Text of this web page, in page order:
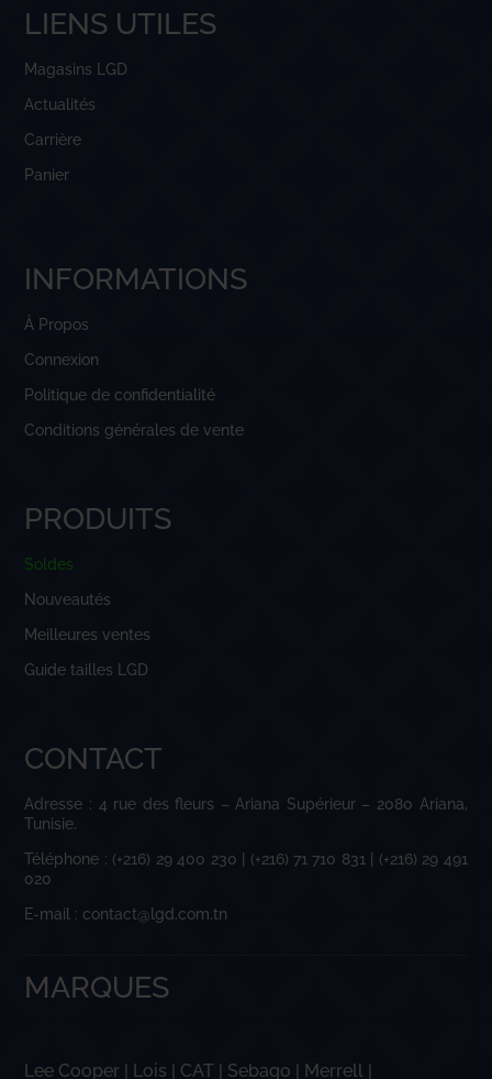
LIENS UTILES
Magasins LGD
Actualités
Carrière
Panier
INFORMATIONS
À Propos
Connexion
Politique de confidentialité
Conditions générales de vente
PRODUITS
Soldes
Nouveautés
Meilleures ventes
Guide tailles LGD
CONTACT
Adresse : 4 rue des fleurs – Ariana Supérieur – 2080 Ariana,
Tunisie.
Téléphone : (+216) 29 400 230 | (+216) 71 710 831 | (+216) 29 491
020
E-mail : contact@lgd.com.tn
MARQUES
Lee Cooper Lois CAT Sebago Merrell